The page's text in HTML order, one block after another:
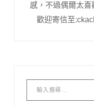
感，不過偶爾太
歡迎寄信至